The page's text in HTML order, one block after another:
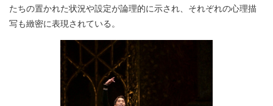
たちの置かれた状況や設定が論理的に示され、それぞれの心理描
写も緻密に表現されている。